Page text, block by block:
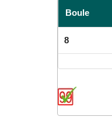
Boule
8